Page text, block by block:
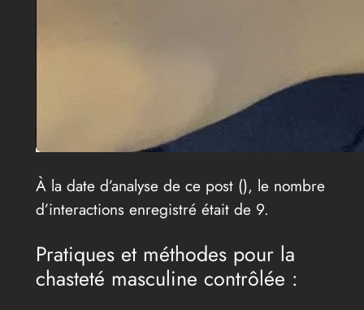
À la date d’analyse de ce post (), le nombre
d’interactions enregistré était de 9.
Pratiques et méthodes pour la
chasteté masculine contrôlée :